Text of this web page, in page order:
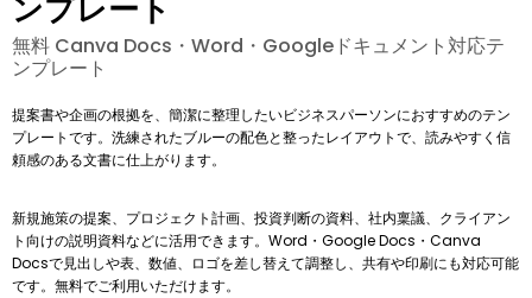
ンプレート
無料 Canva Docs・Word・Googleドキュメント対応テ
ンプレート
提案書や企画の根拠を、簡潔に整理したいビジネスパーソンにおすすめのテン
プレートです。洗練されたブルーの配色と整ったレイアウトで、読みやすく信
頼感のある文書に仕上がります。
新規施策の提案、プロジェクト計画、投資判断の資料、社内稟議、クライアン
ト向けの説明資料などに活用できます。Word・Google Docs・Canva
Docsで見出しや表、数値、ロゴを差し替えて調整し、共有や印刷にも対応可能
です。無料でご利用いただけます。